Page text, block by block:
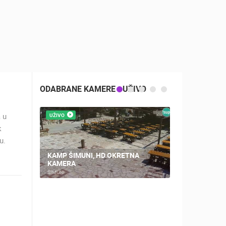
DOGAĐANJA I ZANIMLJIVOSTI
u
ODABRANE KAMERE - UŽIVO
UŽIVO
KAMP ŠIMUNI, HD OKRETNA
KAMERA
ŠIMUNI